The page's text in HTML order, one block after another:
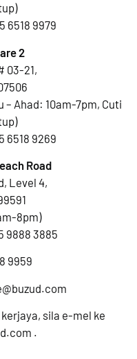
6518 9979
2
03-21,
Ahad: 10am-7pm, Cuti
6518 9269
Road
Level 4,
8pm)
9888 3885
9959
sila e-mel ke
.